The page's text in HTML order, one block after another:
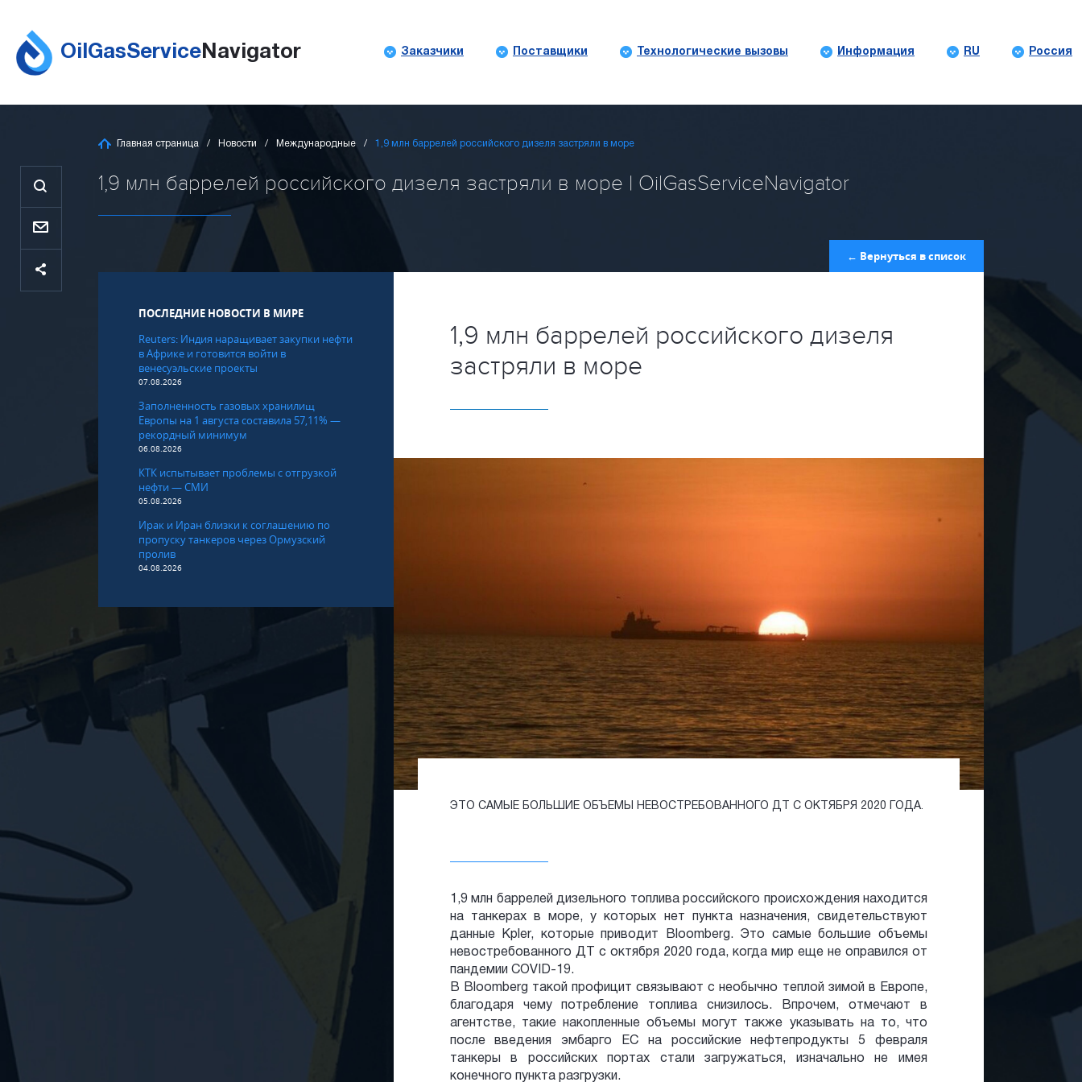
OilGasService Navigator Заказчики Поставщики Технологические вызовы Информация RU Россия
Главная страница Новости Международные 1,9 млн баррелей российского дизеля застряли в море
1,9 млн баррелей российского дизеля застряли в море | OilGasServiceNavigator
← Вернуться в список
ПОСЛЕДНИЕ НОВОСТИ В МИРЕ
Reuters: Индия наращивает закупки нефти
в Африке и готовится войти в
венесуэльские проекты
07.08.2026
Заполненность газовых хранилищ
Европы на 1 августа составила 57,11% —
рекордный минимум
06.08.2026
КТК испытывает проблемы с отгрузкой
нефти — СМИ
05.08.2026
Ирак и Иран близки к соглашению по
пропуску танкеров через Ормузский
пролив
04.08.2026
1,9 млн баррелей российского дизеля
застряли в море
ЭТО САМЫЕ БОЛЬШИЕ ОБЪЕМЫ НЕВОСТРЕБОВАННОГО ДТ С ОКТЯБРЯ 2020 ГОДА.
1,9 млн баррелей дизельного топлива российского происхождения находится
на танкерах в море, у которых нет пункта назначения, свидетельствуют
данные Kpler, которые приводит Bloomberg. Это самые большие объемы
невостребованного ДТ с октября 2020 года, когда мир еще не оправился от
пандемии COVID-19.
В Bloomberg такой профицит связывают с необычно теплой зимой в Европе,
благодаря чему потребление топлива снизилось. Впрочем, отмечают в
агентстве, такие накопленные объемы могут также указывать на то, что
после введения эмбарго ЕС на российские нефтепродукты 5 февраля
танкеры в российских портах стали загружаться, изначально не имея
конечного пункта разгрузки.